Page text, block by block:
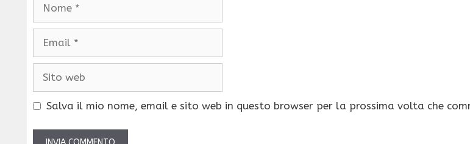
Salva il mio nome, email e sito web in questo browser per la prossima volta che